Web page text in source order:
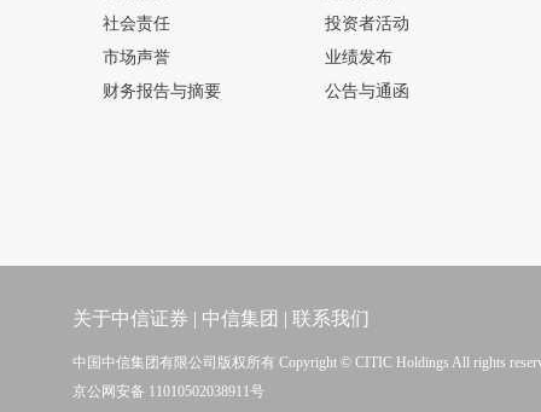
社会责任
市场声誉
财务报告与摘要
投资者活动
业绩发布
公告与通函
关于中信证券 | 中信集团 | 联系我们
中国中信集团有限公司版权所有 Copyright © CITIC Holdings All rights
京公网安备 11010502038911号